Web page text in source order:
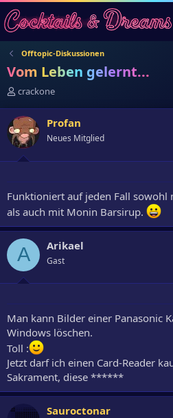
Offtopic-Diskussionen
Vom Leben gelernt...
E
s
t
e
l
l
crackone
Profan
Neues Mitglied
Funktioniert auf jeden Fall sowohl
als auch mit Monin Barsirup.
A Arikael
Gast
Man kann Bilder einer Panasonic
Windows löschen.
Toll :
Jetzt darf ich einen Card-Reader
Sakrament, diese ******
Sauroctonar